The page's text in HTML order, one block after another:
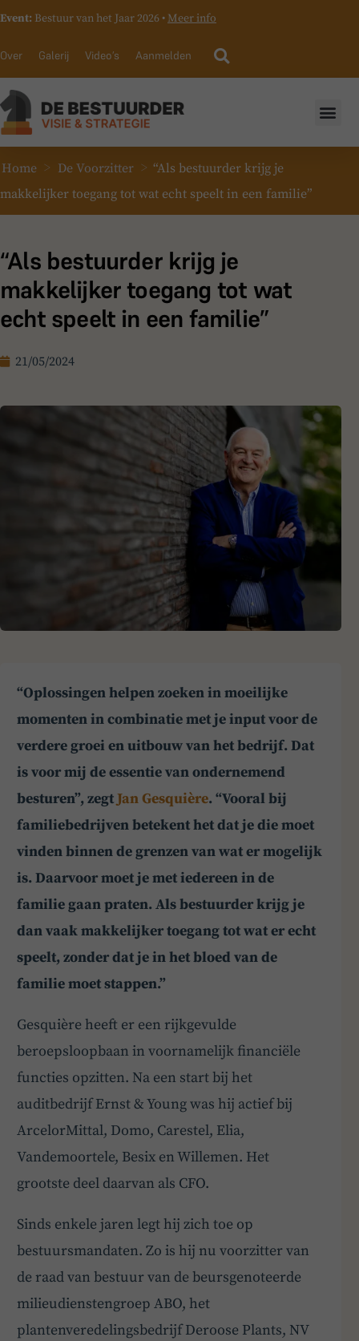
Event: Bestuur van het Jaar 2026 • Meer info
Over Galerij Video’s Aanmelden
Home > De Voorzitter > “Als bestuurder krijg je
makkelijker toegang tot wat echt speelt in een familie”
“Als bestuurder krijg je
makkelijker toegang tot wat
echt speelt in een familie”
21/05/2024
“Oplossingen helpen zoeken in moeilijke
momenten in combinatie met je input voor de
verdere groei en uitbouw van het bedrijf. Dat
is voor mij de essentie van ondernemend
besturen”, zegtJan Gesquière. “Vooral bij
familiebedrijven betekent het dat je die moet
vinden binnen de grenzen van wat er mogelijk
is. Daarvoor moet je met iedereen in de
familie gaan praten. Als bestuurder krijg je
dan vaak makkelijker toegang tot wat er echt
speelt, zonder dat je in het bloed van de
familie moet stappen.”
Gesquière heeft er een rijkgevulde
beroepsloopbaan in voornamelijk financiële
functies opzitten. Na een start bij het
auditbedrijf Ernst & Young was hij actief bij
ArcelorMittal, Domo, Carestel, Elia,
Vandemoortele, Besix en Willemen. Het
grootste deel daarvan als CFO.
Sinds enkele jaren legt hij zich toe op
bestuursmandaten. Zo is hij nu voorzitter van
de raad van bestuur van de beursgenoteerde
milieudienstengroep ABO, het
plantenveredelingsbedrijf Deroose Plants, NV